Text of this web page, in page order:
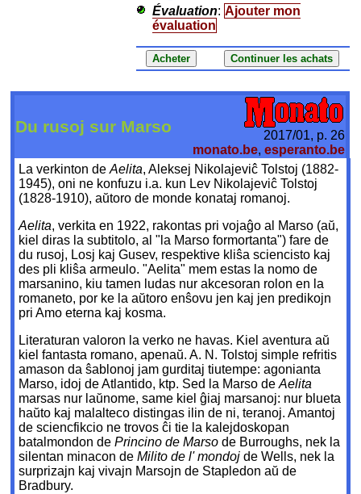
Évaluation: Ajouter mon
évaluation
Du rusoj sur Marso
2017/01, p. 26
monato.be,esperanto.be
La verkinton deAelita, Aleksej Nikolajeviĉ Tolstoj (1882-
1945), oni ne konfuzu i.a. kun Lev Nikolajeviĉ Tolstoj
(1828-1910), aŭtoro de monde konataj romanoj.
Aelita, verkita en 1922, rakontas pri vojaĝo al Marso (aŭ,
kiel diras la subtitolo, al "la Marso formortanta") fare de
du rusoj, Losj kaj Gusev, respektive kliŝa sciencisto kaj
des pli kliŝa armeulo. "Aelita" mem estas la nomo de
marsanino, kiu tamen ludas nur akcesoran rolon en la
romaneto, por ke la aŭtoro enŝovu jen kaj jen predikojn
pri Amo eterna kaj kosma.
Literaturan valoron la verko ne havas. Kiel aventura aŭ
kiel fantasta romano, apenaŭ. A. N. Tolstoj simple refritis
amason da ŝablonoj jam gurditaj tiutempe: agonianta
Marso, idoj de Atlantido, ktp. Sed la Marso deAelita
marsas nur laŭnome, same kiel ĝiaj marsanoj: nur blueta
haŭto kaj malalteco distingas ilin de ni, teranoj. Amantoj
de sciencfikcio ne trovos ĉi tie la kalejdoskopan
batalmondon dePrincino de Marso de Burroughs, nek la
silentan minacon deMilito de l' mondoj de Wells, nek la
surprizajn kaj vivajn Marsojn de Stapledon aŭ de
Bradbury.